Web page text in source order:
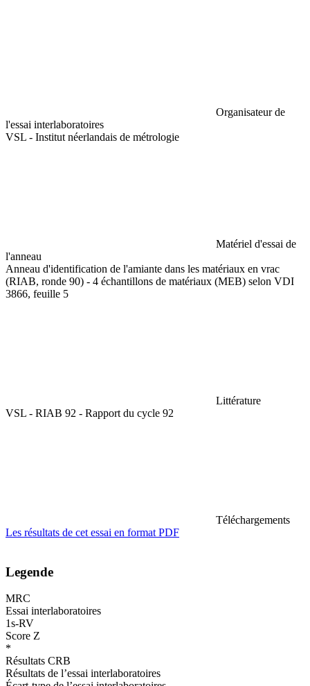
Organisateur de
l'essai interlaboratoires
VSL - Institut néerlandais de métrologie
Matériel d'essai de
l'anneau
Anneau d'identification de l'amiante dans les matériaux en vrac
(RIAB, ronde 90) - 4 échantillons de matériaux (MEB) selon VDI
3866, feuille 5
Littérature
VSL - RIAB 92 - Rapport du cycle 92
Téléchargements
Les résultats de cet essai en format PDF
Legende
MRC
Essai interlaboratoires
1s-RV
Score Z
*
Résultats CRB
Résultats de l’essai interlaboratoires